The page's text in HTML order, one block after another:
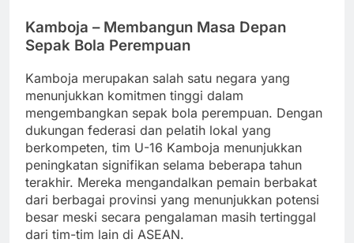
Kamboja – Membangun Masa Depan
Sepak Bola Perempuan
Kamboja merupakan salah satu negara yang
menunjukkan komitmen tinggi dalam
mengembangkan sepak bola perempuan. Dengan
dukungan federasi dan pelatih lokal yang
berkompeten, tim U-16 Kamboja menunjukkan
peningkatan signifikan selama beberapa tahun
terakhir. Mereka mengandalkan pemain berbakat
dari berbagai provinsi yang menunjukkan potensi
besar meski secara pengalaman masih tertinggal
dari tim-tim lain di ASEAN.